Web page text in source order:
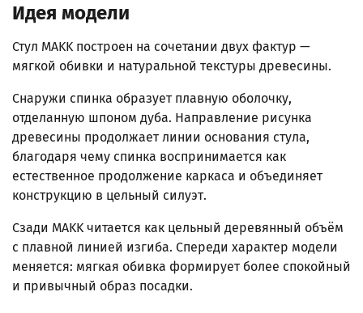
Идея модели
Стул MAKK построен на сочетании двух фактур —
мягкой обивки и натуральной текстуры древесины.
Снаружи спинка образует плавную оболочку,
отделанную шпоном дуба. Направление рисунка
древесины продолжает линии основания стула,
благодаря чему спинка воспринимается как
естественное продолжение каркаса и объединяет
конструкцию в цельный силуэт.
Сзади MAKK читается как цельный деревянный объём
с плавной линией изгиба. Спереди характер модели
меняется: мягкая обивка формирует более спокойный
и привычный образ посадки.